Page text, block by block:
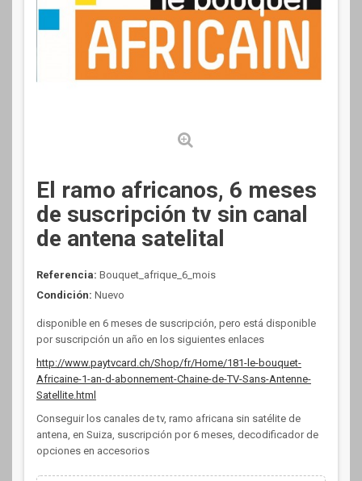
El ramo africanos, 6 meses
de suscripción tv sin canal
de antena satelital
Referencia: Bouquet_afrique_6_mois
Condición: Nuevo
disponible en 6 meses de suscripción, pero está disponible
por suscripción un año en los siguientes enlaces
http://www.paytvcard.ch/Shop/fr/Home/181-le-bouquet-
Africaine-1-an-d-abonnement-Chaine-de-TV-Sans-Antenne-
Satellite.html
Conseguir los canales de tv, ramo africana sin satélite de
antena, en Suiza, suscripción por 6 meses, decodificador de
opciones en accesorios